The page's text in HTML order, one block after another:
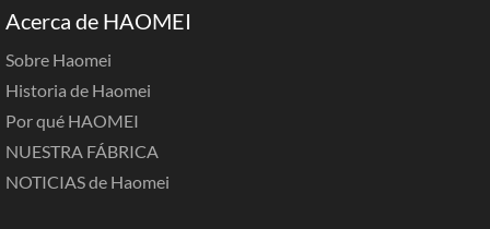
Acerca de HAOMEI
Sobre Haomei
Historia de Haomei
Por qué HAOMEI
NUESTRA FÁBRICA
NOTICIAS de Haomei